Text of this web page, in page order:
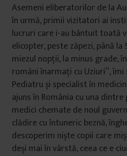
Asemeni eliberatorilor de la
în urmă, primii vizitatori ai
lucruri care i-au bântuit toată
elicopter, peste zăpezi, până
miezul nopții, la minus grade,
români înarmați cu Uziuri”, îmi
Pediatru și specialist în
ajuns în România cu una
medici chemate de noul
clădire cu întuneric beznă,
descoperim niște copii care
deși mai în vârstă, ceea ce e